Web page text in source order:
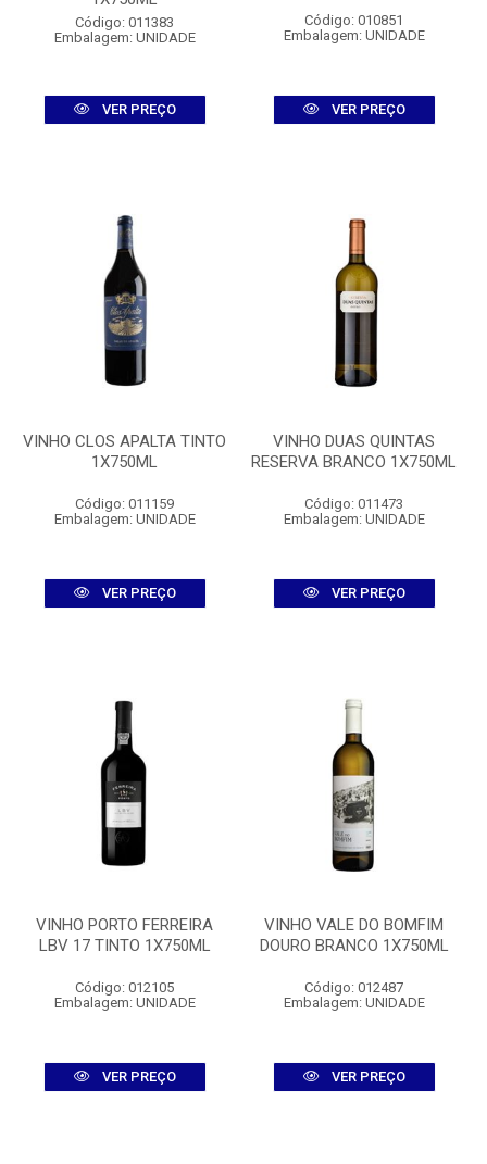
Código: 011383
Embalagem: UNIDADE
VER PREÇO
Código: 010851
Embalagem: UNIDADE
VER PREÇO
VINHO CLOS APALTA TINTO
1X750ML
Código: 011159
Embalagem: UNIDADE
VER PREÇO
VINHO DUAS QUINTAS
RESERVA BRANCO 1X750ML
Código: 011473
Embalagem: UNIDADE
VER PREÇO
VINHO PORTO FERREIRA
LBV 17 TINTO 1X750ML
Código: 012105
Embalagem: UNIDADE
VER PREÇO
VINHO VALE DO BOMFIM
DOURO BRANCO 1X750ML
Código: 012487
Embalagem: UNIDADE
VER PREÇO